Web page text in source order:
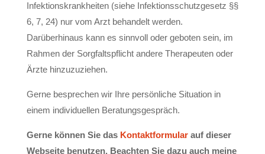
Infektionskrankheiten (siehe Infektionsschutzgesetz §§
6, 7, 24) nur vom Arzt behandelt werden.
Darüberhinaus kann es sinnvoll oder geboten sein, im
Rahmen der Sorgfaltspflicht andere Therapeuten oder
Ärzte hinzuzuziehen.
Gerne besprechen wir Ihre persönliche Situation in
einem individuellen Beratungsgespräch.
Gerne können Sie das Kontaktformularauf dieser
Webseite benutzen. Beachten Sie dazu auch meine